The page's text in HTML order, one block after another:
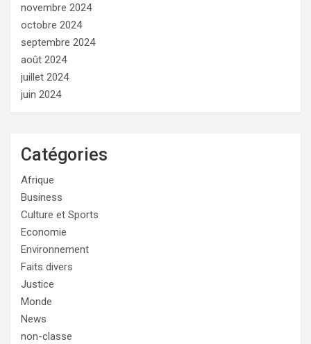
novembre 2024
octobre 2024
septembre 2024
août 2024
juillet 2024
juin 2024
Catégories
Afrique
Business
Culture et Sports
Economie
Environnement
Faits divers
Justice
Monde
News
non-classe